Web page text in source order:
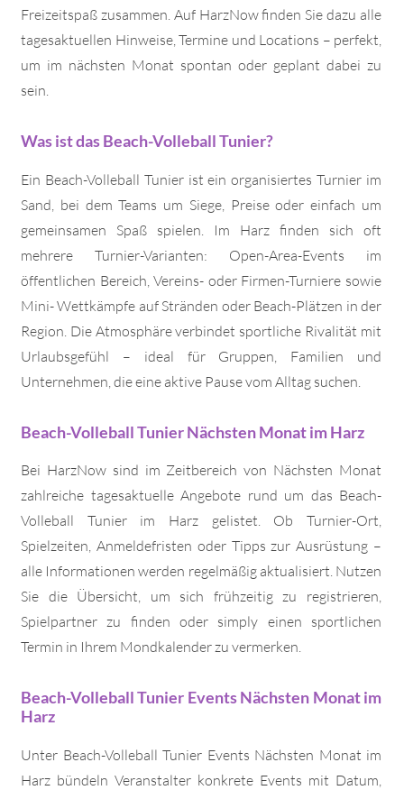
Freizeitspaß zusammen. Auf HarzNow finden Sie dazu alle
tagesaktuellen Hinweise, Termine und Locations – perfekt,
um im nächsten Monat spontan oder geplant dabei zu
sein.
Was ist das Beach-Volleball Tunier?
Ein Beach-Volleball Tunier ist ein organisiertes Turnier im
Sand, bei dem Teams um Siege, Preise oder einfach um
gemeinsamen Spaß spielen. Im Harz finden sich oft
mehrere Turnier-Varianten: Open-Area-Events im
öffentlichen Bereich, Vereins- oder Firmen-Turniere sowie
Mini- Wettkämpfe auf Stränden oder Beach-Plätzen in der
Region. Die Atmosphäre verbindet sportliche Rivalität mit
Urlaubsgefühl – ideal für Gruppen, Familien und
Unternehmen, die eine aktive Pause vom Alltag suchen.
Beach-Volleball Tunier Nächsten Monat im Harz
Bei HarzNow sind im Zeitbereich von Nächsten Monat
zahlreiche tagesaktuelle Angebote rund um das Beach-
Volleball Tunier im Harz gelistet. Ob Turnier-Ort,
Spielzeiten, Anmeldefristen oder Tipps zur Ausrüstung –
alle Informationen werden regelmäßig aktualisiert. Nutzen
Sie die Übersicht, um sich frühzeitig zu registrieren,
Spielpartner zu finden oder simply einen sportlichen
Termin in Ihrem Mondkalender zu vermerken.
Beach-Volleball Tunier Events Nächsten Monat im
Harz
Unter Beach-Volleball Tunier Events Nächsten Monat im
Harz bündeln Veranstalter konkrete Events mit Datum,